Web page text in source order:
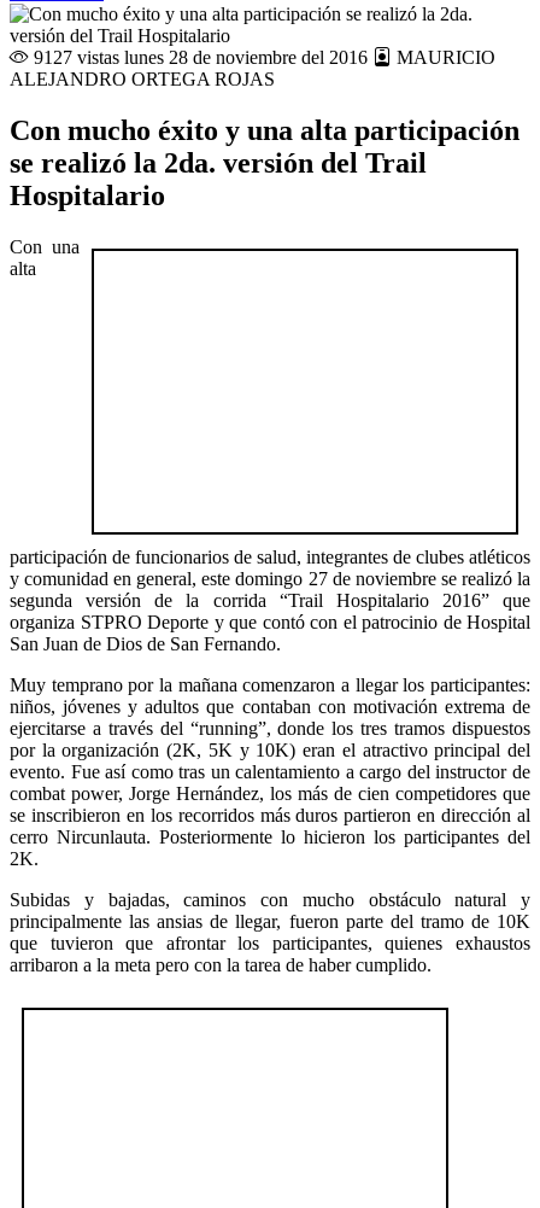
9127 vistas lunes 28 de noviembre del 2016
MAURICIO
ALEJANDRO ORTEGA ROJAS
Con mucho éxito y una alta participación
se realizó la 2da. versión del Trail
Hospitalario
Con una
alta
participación de funcionarios de salud, integrantes de clubes atléticos
y comunidad en general, este domingo 27 de noviembre se realizó la
segunda versión de la corrida “Trail Hospitalario 2016” que
organiza STPRO Deporte y que contó con el patrocinio de Hospital
San Juan de Dios de San Fernando.
Muy temprano por la mañana comenzaron a llegar los participantes:
niños, jóvenes y adultos que contaban con motivación extrema de
ejercitarse a través del “running”, donde los tres tramos dispuestos
por la organización (2K, 5K y 10K) eran el atractivo principal del
evento. Fue así como tras un calentamiento a cargo del instructor de
combat power, Jorge Hernández, los más de cien competidores que
se inscribieron en los recorridos más duros partieron en dirección al
cerro Nircunlauta. Posteriormente lo hicieron los participantes del
2K.
Subidas y bajadas, caminos con mucho obstáculo natural y
principalmente las ansias de llegar, fueron parte del tramo de 10K
que tuvieron que afrontar los participantes, quienes exhaustos
arribaron a la meta pero con la tarea de haber cumplido.